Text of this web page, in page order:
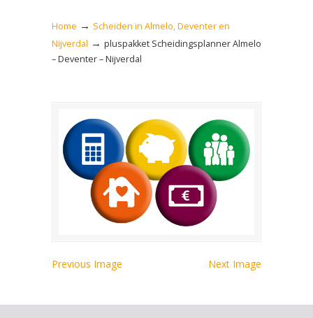
Home → Scheiden in Almelo, Deventer en
Nijverdal → pluspakket Scheidingsplanner Almelo
– Deventer – Nijverdal
Previous Image Next Image